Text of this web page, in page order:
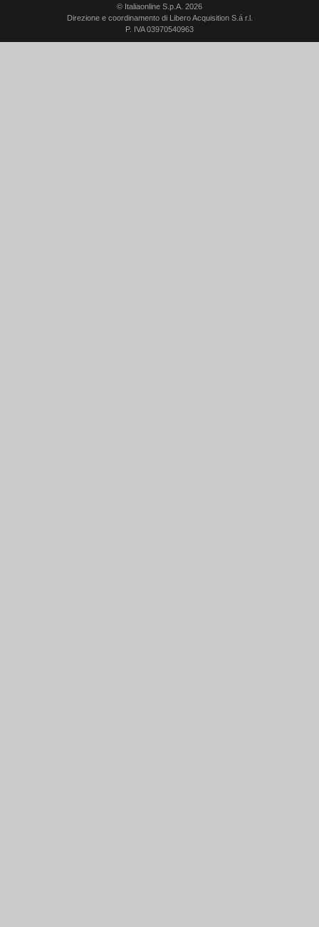
© Italiaonline S.p.A. 2026
Direzione e coordinamento di Libero Acquisition S.á r.l.
P. IVA 03970540963